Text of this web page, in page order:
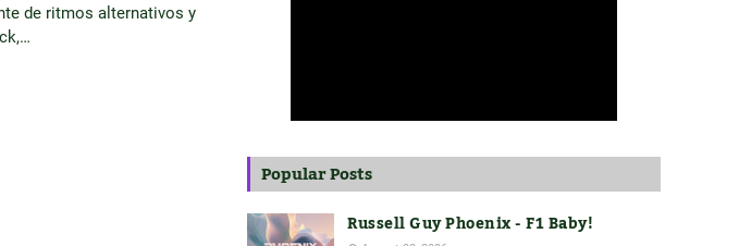
de ritmos alternativos y
Popular Posts
Russell Guy Phoenix - F1 Baby!